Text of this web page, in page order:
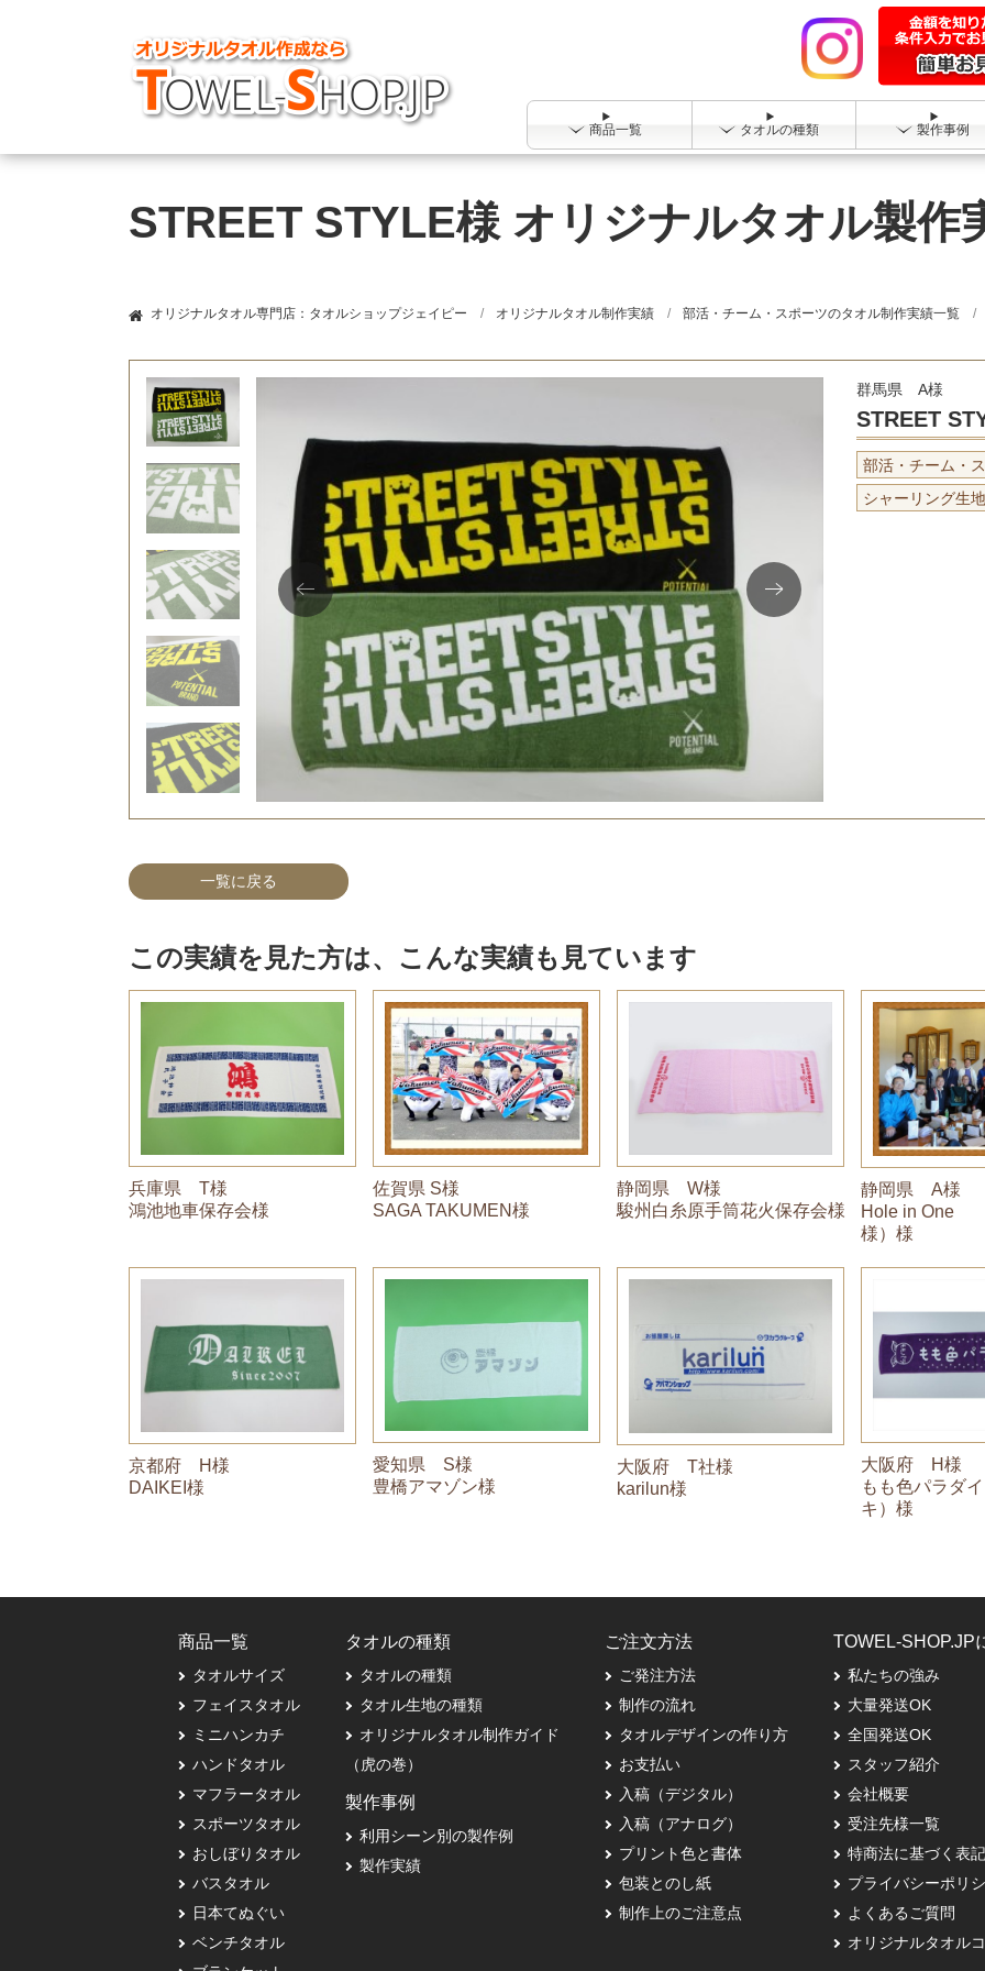
商品一覧 タオルの種類 製作事例
STREET STYLE様 オリジナルタオル製作
オリジナルタオル専門店：タオルショップジェイピー オリジナルタオル制作実績 部活・チーム・スポーツのタオル制作実績一覧
群馬県 A様
STREET
部活・チーム・
シャーリング生
一覧に戻る
この実績を見た方は、こんな実績も見ています
兵庫県 T様
鴻池地車保存会様
佐賀県 S様
SAGA TAKUMEN様
静岡県 W様
駿州白糸原手筒花火保存会様
静岡県 A様
Hole in One
様）様
京都府 H様
DAIKEI様
愛知県 S様
豊橋アマゾン様
大阪府 T社様
karilun様
大阪府 H様
もも色パラダ
キ）様
商品一覧
タオルサイズ
フェイスタオル
ミニハンカチ
ハンドタオル
マフラータオル
スポーツタオル
おしぼりタオル
バスタオル
日本てぬぐい
ベンチタオル
タオルの種類
タオルの種類
タオル生地の種類
オリジナルタオル制作ガイド
（虎の巻）
製作事例
利用シーン別の製作例
製作実績
ご注文方法
ご発注方法
制作の流れ
タオルデザインの作り方
お支払い
入稿（デジタル）
入稿（アナログ）
プリント色と書体
包装とのし紙
制作上のご注意点
TOWEL-SHOP.JP
私たちの強み
大量発送OK
全国発送OK
スタッフ紹介
会社概要
受注先様一覧
特商法に基づく表記
プライバシーポリ
よくあるご質問
オリジナルタオル